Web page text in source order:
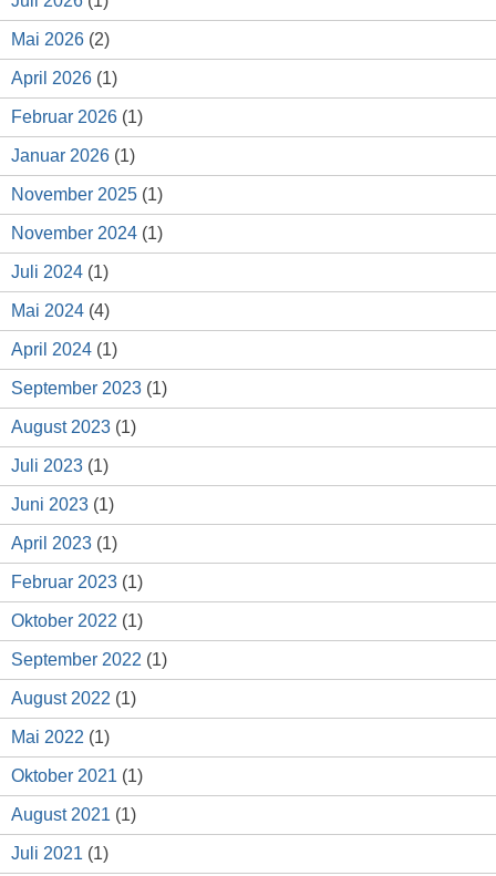
Mai 2026 (2)
April 2026 (1)
Februar 2026 (1)
Januar 2026 (1)
November 2025 (1)
November 2024 (1)
Juli 2024 (1)
Mai 2024 (4)
April 2024 (1)
September 2023 (1)
August 2023 (1)
Juli 2023 (1)
Juni 2023 (1)
April 2023 (1)
Februar 2023 (1)
Oktober 2022 (1)
September 2022 (1)
August 2022 (1)
Mai 2022 (1)
Oktober 2021 (1)
August 2021 (1)
Juli 2021 (1)